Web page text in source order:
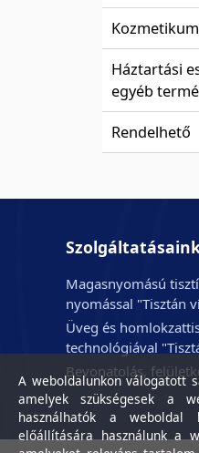
Kozmetikum
Háztartási
egyéb
Rendelhető
Magasnyomású
nyomással "Tisztán
Üveg és
technológiával
Bevonatolás,
A weboldalunkon válogatott
amelyek szükségesek a
használhatók a weboldal
előállítására használunk a